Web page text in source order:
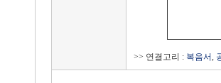
>> 연결고리 : 복음서,